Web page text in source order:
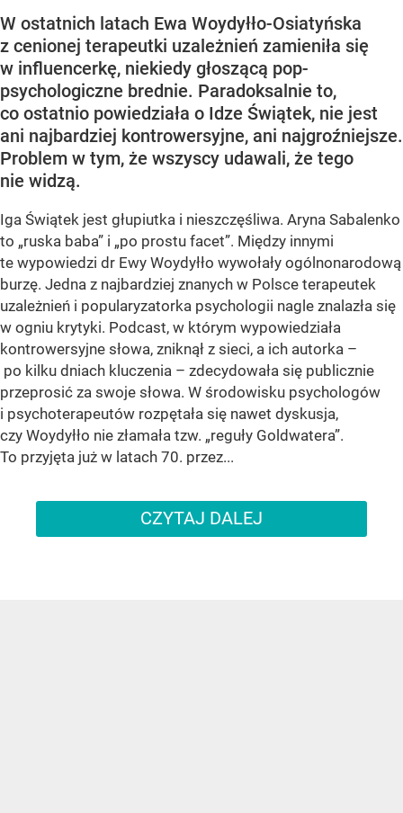
W ostatnich latach Ewa Woydyłło-Osiatyńska
z cenionej terapeutki uzależnień zamieniła się
w influencerkę, niekiedy głoszącą pop-
psychologiczne brednie. Paradoksalnie to,
co ostatnio powiedziała o Idze Świątek, nie jest
ani najbardziej kontrowersyjne, ani najgroźniejsze.
Problem w tym, że wszyscy udawali, że tego
nie widzą.
Iga Świątek jest głupiutka i nieszczęśliwa. Aryna Sabalenko
to „ruska baba” i „po prostu facet”. Między innymi
te wypowiedzi dr Ewy Woydyłło wywołały ogólnonarodową
burzę. Jedna z najbardziej znanych w Polsce terapeutek
uzależnień i popularyzatorka psychologii nagle znalazła się
w ogniu krytyki. Podcast, w którym wypowiedziała
kontrowersyjne słowa, zniknął z sieci, a ich autorka –
po kilku dniach kluczenia – zdecydowała się publicznie
przeprosić za swoje słowa. W środowisku psychologów
i psychoterapeutów rozpętała się nawet dyskusja,
czy Woydyłło nie złamała tzw. „reguły Goldwatera”.
To przyjęta już w latach 70. przez...
CZYTAJ DALEJ